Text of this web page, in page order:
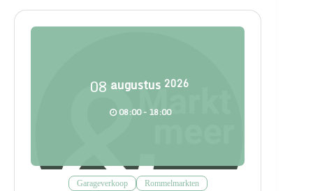
08 augustus 2026
08:00 - 18:00
Garageverkoop Rommelmarkten